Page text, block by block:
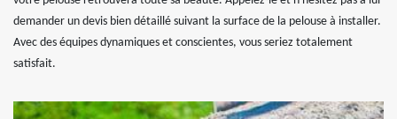
demander un devis bien détaillé suivant la surface de la pelouse à installer.
Avec des équipes dynamiques et conscientes, vous seriez totalement
satisfait.